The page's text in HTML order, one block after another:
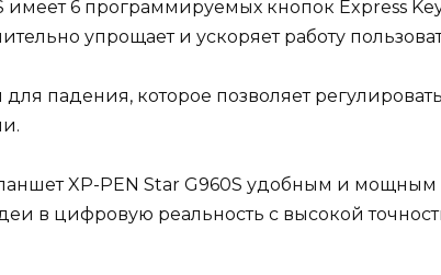
имеет 6 программируемых кнопок Express
упрощает и ускоряет работу
падения, которое позволяет
XP-PEN Star G960S удобным и мощным
в цифровую реальность с высокой